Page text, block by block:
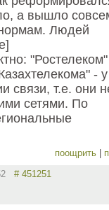
а вышло
Людей
"Ростелеком"
- у
связи, т.е. они
сетями. По
поощрить
# 451251